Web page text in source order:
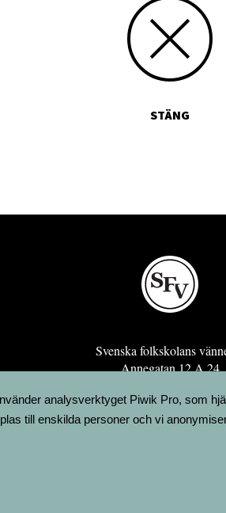
STÄNG
Svenska folkskolans
Annegatan 12 A 24
sfv@sfv.fi
analysverktyget Piwik Pro, som
till enskilda personer och vi